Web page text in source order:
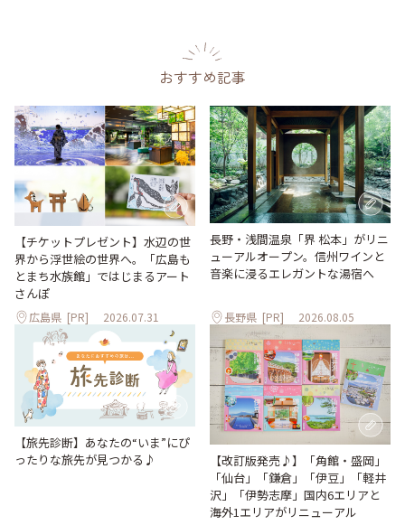
おすすめ記事
【チケットプレゼント】水辺の世
界から浮世絵の世界へ。「広島も
とまち水族館」ではじまるアート
さんぽ
広島県 [PR] 2026.07.31
長野・浅間温泉「界 松本」がリニ
ューアルオープン。信州ワインと
音楽に浸るエレガントな湯宿へ
長野県 [PR] 2026.08.05
【旅先診断】あなたの“いま”にぴ
ったりな旅先が見つかる♪
【改訂版発売♪】「角館・盛岡」
「仙台」「鎌倉」「伊豆」「軽井
沢」「伊勢志摩」国内6エリアと
海外1エリアがリニューアル